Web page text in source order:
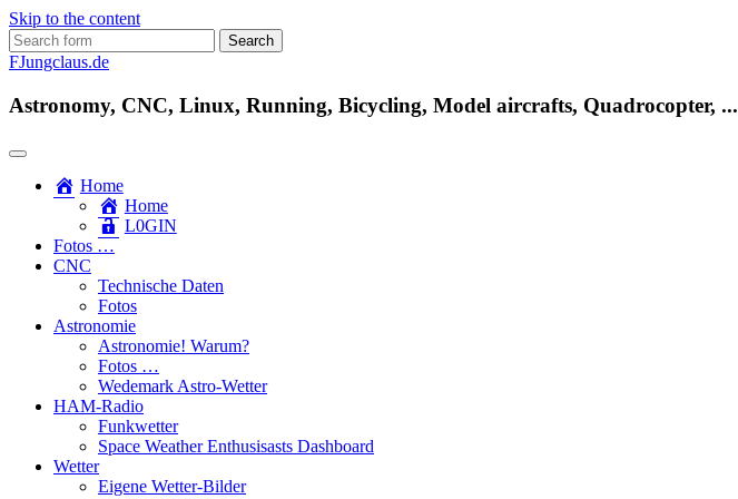
Skip to the content
Search
for:
FJungclaus.de
Astronomy, CNC, Linux, Running, Bicycling, Model aircrafts, Quadrocopter, ...
Home
Home
L​0​​GIN
Fotos …
CNC
Technische Daten
Fotos
Astronomie
Astronomie! Warum?
Fotos …
Wedemark Astro-Wetter
HAM-Radio
Funkwetter
Space Weather Enthusisasts Dashboard
Wetter
Eigene Wetter-Bilder